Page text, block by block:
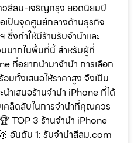
สีลม-เจริญกรุง ยอดนิยมปี
เป็นจุดศูนย์กลางด้านธุรกิจ
ซึ่งทำให้มีร้านรับจำนำและ
นมากในพื้นที่นี้ สำหรับผู้ที่
ที่อยากนำมาจำนำ การเลือก
มทั้งเสนอให้ราคาสูง จึงเป็น
ำเสนอร้านจำนำ iPhone ที่ได้
ล็ดลับในการจำนำที่คุณควร
TOP 3 ร้านจำนำ iPhone
อันดับ 1: รับจำนำสีลม.com